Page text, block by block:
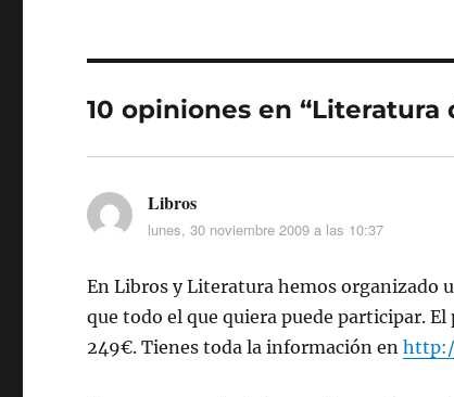
10 opiniones en “Literatura
Libros
lunes, 30 noviembre 2009 a las 10:37
En Libros y Literatura hemos organizado
que todo el que quiera puede participar.
249€. Tienes toda la información en